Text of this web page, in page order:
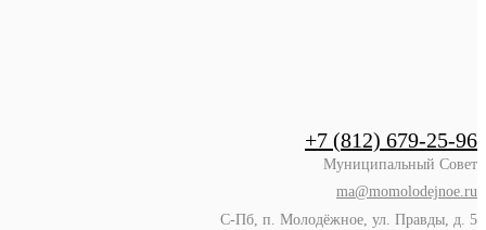
+7 (812) 679-25-96
Муниципальный Совет
ma@momolodejnoe.ru
С-Пб, п. Молодёжное, ул. Правды, д. 5